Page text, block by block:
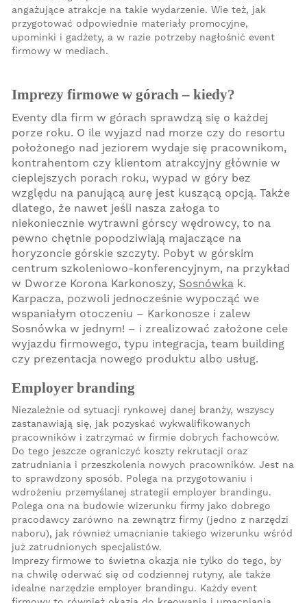
angażujące atrakcje na takie wydarzenie. Wie też, jak
przygotować odpowiednie materiały promocyjne,
upominki i gadżety, a w razie potrzeby nagłośnić event
firmowy w mediach.
Imprezy firmowe w górach – kiedy?
Eventy dla firm w górach sprawdzą się o każdej
porze roku. O ile wyjazd nad morze czy do resortu
położonego nad jeziorem wydaje się pracownikom,
kontrahentom czy klientom atrakcyjny głównie w
cieplejszych porach roku, wypad w góry bez
względu na panującą aurę jest kuszącą opcją. Także
dlatego, że nawet jeśli nasza załoga to
niekoniecznie wytrawni górscy wędrowcy, to na
pewno chętnie popodziwiają majaczące na
horyzoncie górskie szczyty. Pobyt w górskim
centrum szkoleniowo-konferencyjnym, na przykład
w Dworze Korona Karkonoszy, Sosnówkak.
Karpacza, pozwoli jednocześnie wypocząć we
wspaniałym otoczeniu – Karkonosze i zalew
Sosnówka w jednym! – i zrealizować założone cele
wyjazdu firmowego, typu integracja, team building
czy prezentacja nowego produktu albo usług.
Employer branding
Niezależnie od sytuacji rynkowej danej branży, wszyscy
zastanawiają się, jak pozyskać wykwalifikowanych
pracowników i zatrzymać w firmie dobrych fachowców.
Do tego jeszcze ograniczyć koszty rekrutacji oraz
zatrudniania i przeszkolenia nowych pracowników. Jest na
to sprawdzony sposób. Polega na przygotowaniu i
wdrożeniu przemyślanej strategii employer brandingu.
Polega ona na budowie wizerunku firmy jako dobrego
pracodawcy zarówno na zewnątrz firmy (jedno z narzędzi
naboru), jak również umacnianie takiego wizerunku wśród
już zatrudnionych specjalistów.
Imprezy firmowe to świetna okazja nie tylko do tego, by
na chwilę oderwać się od codziennej rutyny, ale także
idealne narzędzie employer brandingu. Każdy event